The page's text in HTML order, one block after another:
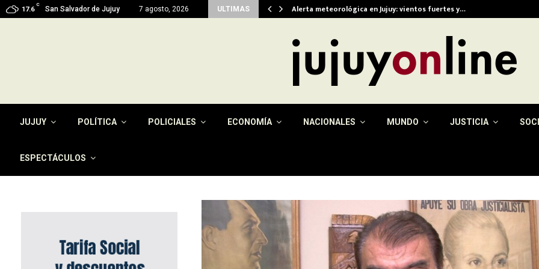
17.6
C
San Salvador de Jujuy 7 agosto, 2026 ULTIMAS
reactiva con fondos propios 45 viviendas… Alerta meteorológica en Jujuy: vientos fuertes y…
JUJUY POLÍTICA POLICIALES ECONOMÍA NACIONALES MUNDO JUSTICIA
ESPECTÁCULOS